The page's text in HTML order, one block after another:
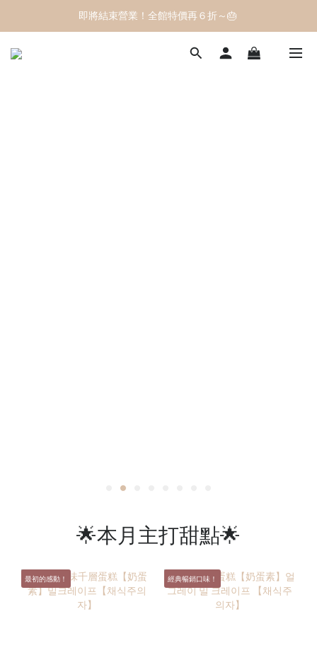
即將結束營業！全館特價再６折～🎂
即將結束營業！全館特價再６折～🎂
滿2500元免運費🚚 宅配到府最方便 ❤️
🌟本月主打甜點🌟
最初的感動！ 經典暢銷口味！